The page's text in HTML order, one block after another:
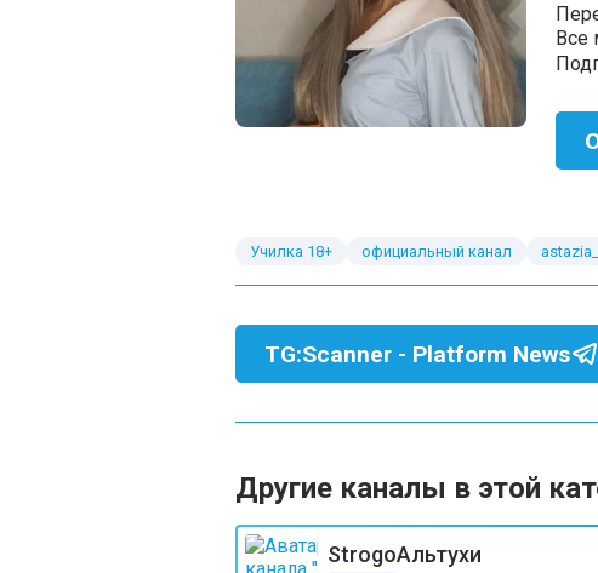
Все
Училка 18+ официальный канал
TG:Scanner - Platform News
Другие каналы в этой
StrogoАльтухи